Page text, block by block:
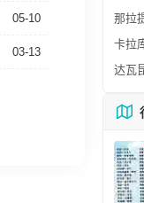
05-10
03-13
那拉
卡拉
达瓦